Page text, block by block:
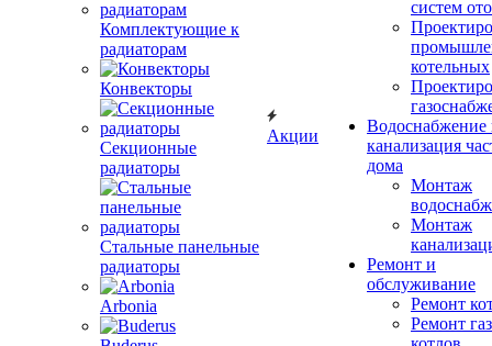
Комплектующие к
радиаторам
Конвекторы
Секционные
радиаторы
Стальные панельные
радиаторы
Arbonia
Акции
систем
котельных
Водоснабжение
канализация
дома
Монтаж
Монтаж
Ремонт и
обслуживание
Ремонт
Ремонт